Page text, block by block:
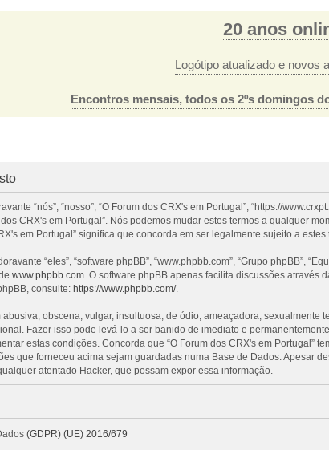
20 anos
Logótipo atualizado e novos
Encontros mensais, todos os 2ºs domingos
“nós”, “nosso”, “O Forum dos CRX's em Portugal”, “https://
CRX's em Portugal”. Nós podemos mudar estes termos a qualquer
em Portugal” significa que concorda em ser legalmente sujeito a
“eles”, “software phpBB”, “www.phpbb.com”, “Grupo phpBB”,
www.phpbb.com. O software phpBB apenas facilita discussões através
consulte: https://www.phpbb.com/.
obscena, vulgar, insultuosa, de ódio, ameaçadora,
Fazer isso pode levá-lo a ser banido de imediato e
estas condições. Concorda que “O Forum dos CRX's em Portugal”
que forneceu acima sejam guardadas numa Base de Dados. Apesar
atentado Hacker, que possam expor essa informação.
(GDPR) (UE) 2016/679